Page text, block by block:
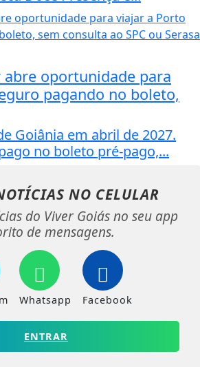
abre oportunidade para
pagando no boleto,
Goiânia em abril de 2027.
no boleto pré-pago,...
NO CELULAR
do Viver Goiás no seu app
de mensagens.
Whatsapp Facebook
ENTRAR